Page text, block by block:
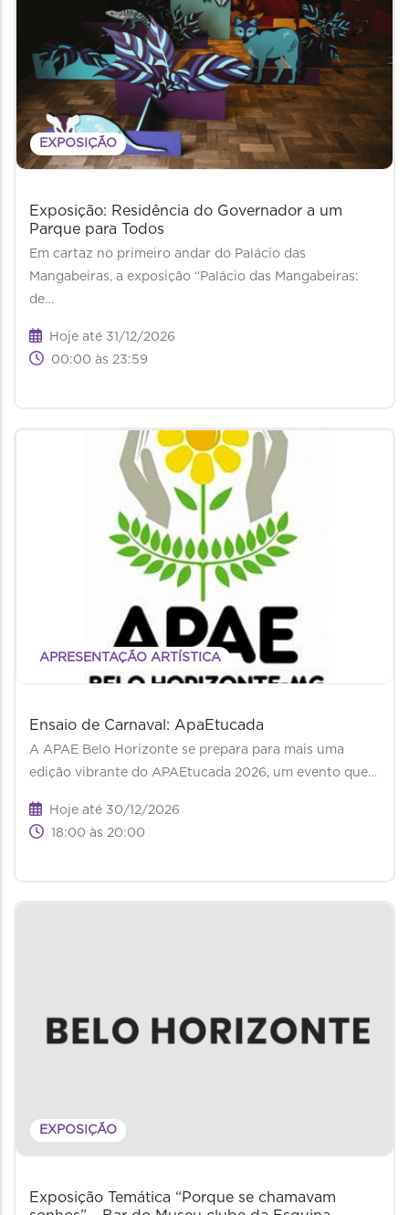
EXPOSIÇÃO
Exposição: Residência do Governador a um
Parque para Todos
Em cartaz no primeiro andar do Palácio das
Mangabeiras, a exposição “Palácio das Mangabeiras:
de…
Hoje até 31/12/2026
00:00 às 23:59
APRESENTAÇÃO ARTÍSTICA
Ensaio de Carnaval: ApaEtucada
A APAE Belo Horizonte se prepara para mais uma
edição vibrante do APAEtucada 2026, um evento que…
Hoje até 30/12/2026
18:00 às 20:00
EXPOSIÇÃO
Exposição Temática “Porque se chamavam